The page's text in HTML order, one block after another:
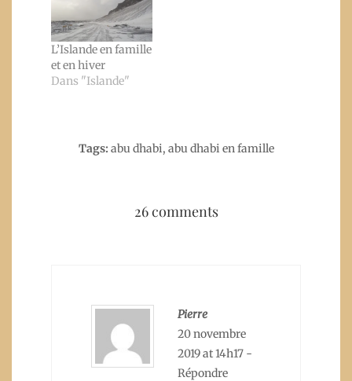
L’Islande en famille
et en hiver
Dans "Islande"
Tags: abu dhabi, abu dhabi en famille
26 comments
Pierre
20 novembre
2019 at 14h17 -
Répondre